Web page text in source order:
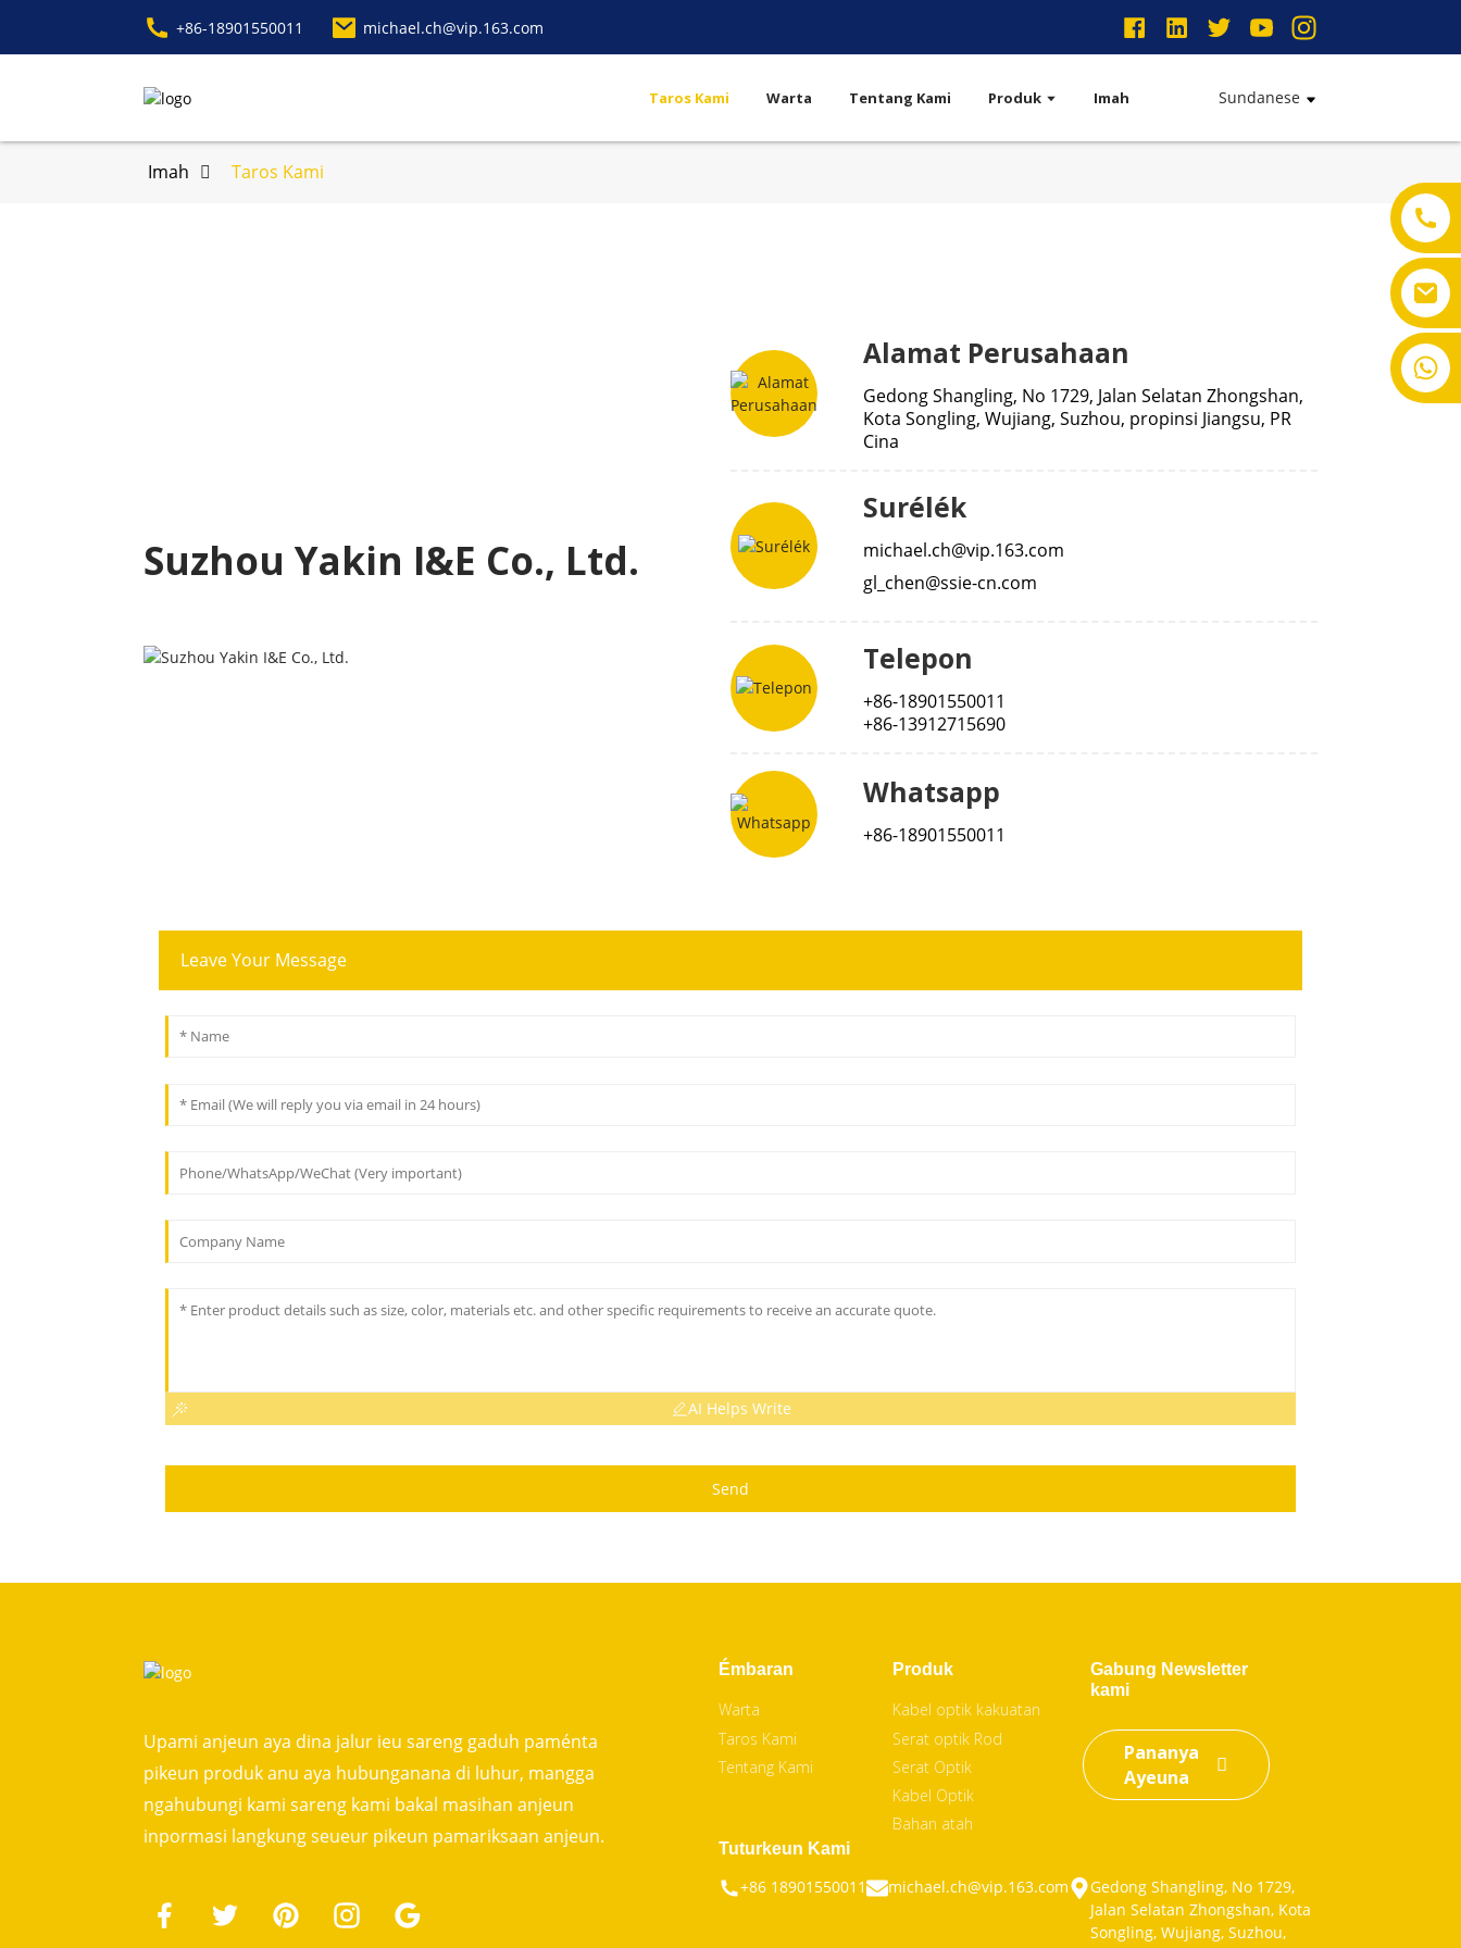
+86-18901550011 michael.ch@vip.163.com
Taros Kami Warta Tentang Kami Produk Imah Sundanese
Imah Taros Kami
Suzhou Yakin I&E Co., Ltd.
Alamat Perusahaan
Gedong Shangling, No 1729, Jalan Selatan Zhongshan,
Kota Songling, Wujiang, Suzhou, propinsi Jiangsu, PR
Cina
Surélék
michael.ch@vip.163.com
gl_chen@ssie-cn.com
Telepon
+86-18901550011
+86-13912715690
Whatsapp
+86-18901550011
Leave Your Message
AI Helps Write
Send
Upami anjeun aya dina jalur ieu sareng gaduh paménta
pikeun produk anu aya hubunganana di luhur, mangga
ngahubungi kami sareng kami bakal masihan anjeun
inpormasi langkung seueur pikeun pamariksaan anjeun.
Émbaran
Warta
Taros Kami
Tentang Kami
Produk
Kabel optik kakuatan
Serat optik Rod
Serat Optik
Kabel Optik
Bahan atah
Gabung Newsletter
kami
Pananya
Ayeuna
Tuturkeun Kami
+86 18901550011 michael.ch@vip.163.com
Gedong Shangling, No 1729,
Jalan Selatan Zhongshan, Kota
Songling, Wujiang, Suzhou,